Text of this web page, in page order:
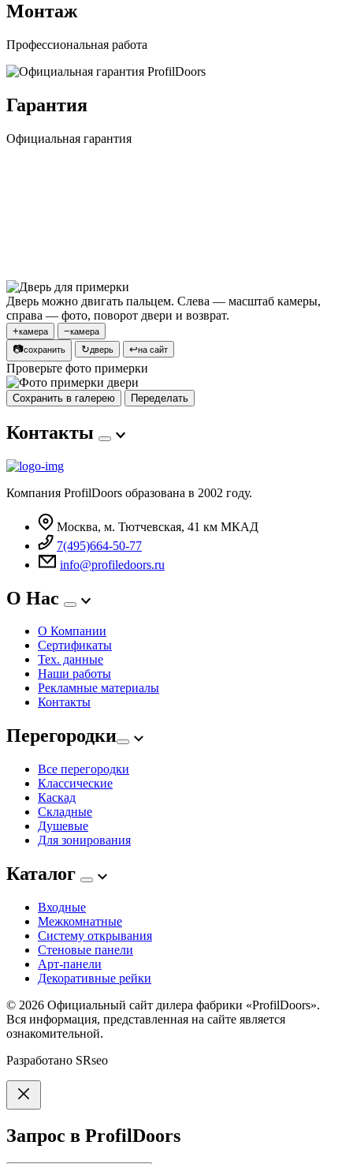
Монтаж
Профессиональная работа
Гарантия
Официальная гарантия
Дверь можно двигать пальцем. Слева — масштаб камеры,
справа — фото, поворот двери и возврат.
+камера −камера
📷сохранить ↻дверь ↩на сайт
Проверьте фото примерки
Сохранить в галерею Переделать
Контакты
Компания ProfilDoors образована в 2002 году.
Москва, м. Тютчевская, 41 км МКАД
7(495)664-50-77
info@profiledoors.ru
О Нас
О Компании
Сертификаты
Тех. данные
Наши работы
Рекламные материалы
Контакты
Перегородки
Все перегородки
Классические
Каскад
Складные
Душевые
Для зонирования
Каталог
Входные
Межкомнатные
Систему открывания
Стеновые панели
Арт-панели
Декоративные рейки
© 2026 Официальный сайт дилера фабрики «ProfilDoors».
Вся информация, представленная на сайте является
ознакомительной.
Разработано SRseo
Запрос в ProfilDoors